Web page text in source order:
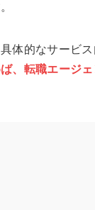
体的なサービ
、転職エージ